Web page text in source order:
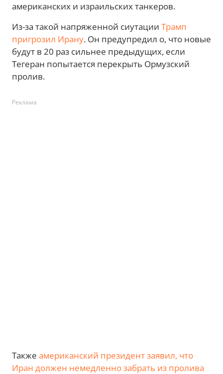
американских и израильских танкеров.
Из-за такой напряженной сиутации Трамп
пригрозил Ирану. Он предупредил о, что новые
будут в 20 раз сильнее предыдущих, если
Тегеран попытается перекрыть Ормузский
пролив.
Реклама
Также американский президент заявил, что
Иран должен немедленно забрать из пролива